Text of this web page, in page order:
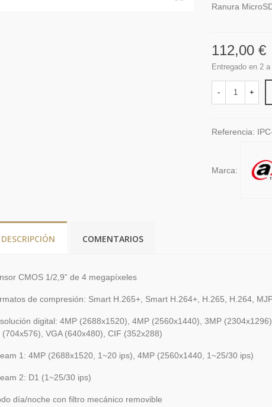
Ranura
112,00 €
Entregado en 2
- +
Referencia:
Marca:
DESCRIPCIÓN COMENTARIOS
CMOS 1/2,9” de 4 megapíxeles
de compresión: Smart H.265+, Smart H.264+, H.265, H.264,
digital: 4MP (2688x1520), 4MP (2560x1440), 3MP
(704x576), VGA (640x480), CIF (352x288)
1: 4MP (2688x1520, 1~20 ips), 4MP (2560x1440, 1~25/30 ips)
2: D1 (1~25/30 ips)
día/noche con filtro mecánico removible